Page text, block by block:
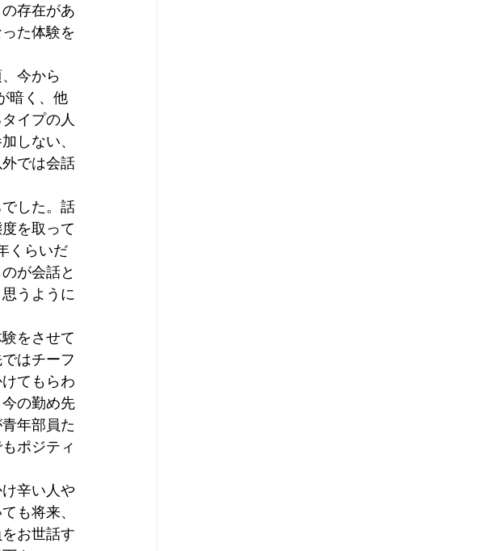
存在があ
た体験を
今から
暗く、他
イプの人
しない、
では会話
した。話
を取って
くらいだ
が会話と
うように
をさせて
はチーフ
てもらわ
の勤め先
年部員た
ポジティ
辛い人や
も将来、
お世話す